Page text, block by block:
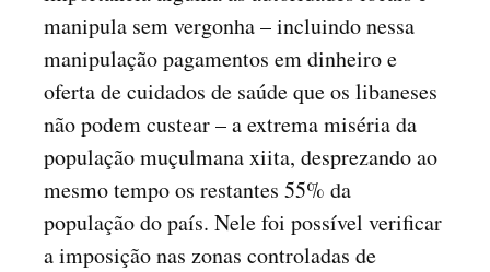
manipula sem vergonha – incluindo nessa
manipulação pagamentos em dinheiro e
oferta de cuidados de saúde que os libaneses
não podem custear – a extrema miséria da
população muçulmana xiita, desprezando ao
mesmo tempo os restantes 55% da
população do país. Nele foi possível verificar
a imposição nas zonas controladas de